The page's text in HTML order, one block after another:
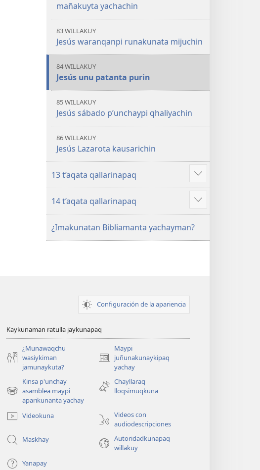
mañakuyta yachachin
83 WILLAKUY
Jesús waranqanpi runakunata mijuchin
84 WILLAKUY
Jesús unu patanta purin
85 WILLAKUY
Jesús sábado p’unchaypi qhaliyachin
86 WILLAKUY
Jesús Lazarota kausarichin
13 t’aqata qallarinapaq
Mostrar
más
14 t’aqata qallarinapaq
Mostrar
más
¿Imakunatan Bibliamanta yachayman?
Configuración de la apariencia
Kaykunaman ratulla jaykunapaq
¿Munawaqchu
wasiykiman
jamunaykuta?
Maypi
juñunakunaykipaq
yachay
(abre
nueva
ventana)
Kinsa p'unchay
asamblea maypi
aparikunanta yachay
(abre
nueva
Chayllaraq
lloqsimuqkuna
Videokuna
Videos con
audiodescripciones
Maskhay
Autoridadkunapaq
willakuy
Yanapay